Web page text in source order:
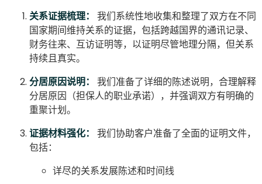
关系证据梳理：
我们系统性地收集和整理了双方在不同
国家期间维持关系的证据，包括跨越国界的通讯记录、
财务往来、互访证明等，以证明尽管地理分隔，但关系
持续且真实。
分居原因说明：
我们准备了详细的陈述说明，合理解释
分居原因（担保人的职业承诺），并强调双方有明确的
重聚计划。
证据材料强化：
我们协助客户准备了全面的证明文件，
包括：
详尽的关系发展陈述和时间线